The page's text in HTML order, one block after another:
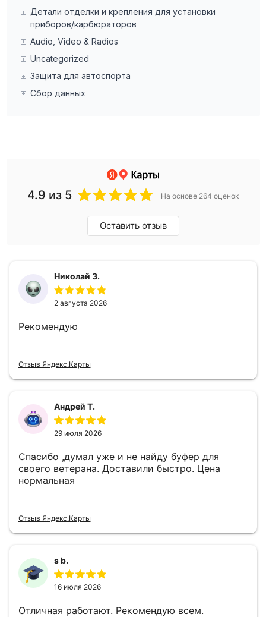
Детали отделки и крепления для установки
приборов/карбюраторов
Audio, Video & Radios
Uncategorized
Защита для автоспорта
Сбор данных
4.9 из 5 На основе 264 оценок
Оставить отзыв
Николай З.
2 августа 2026
Рекомендую
Отзыв Яндекс.Карты
Андрей Т.
29 июля 2026
Спасибо ,думал уже и не найду буфер для
своего ветерана. Доставили быстро. Цена
нормальная
Отзыв Яндекс.Карты
s b.
16 июля 2026
Отличная работают. Рекомендую всем.